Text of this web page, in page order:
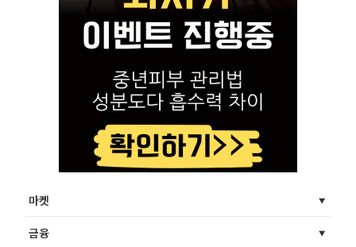
마켓
금융